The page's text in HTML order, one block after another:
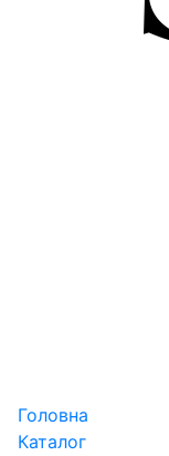
Головна
Каталог